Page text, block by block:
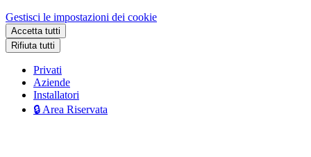
Gestisci le impostazioni dei cookie
Accetta tutti
Rifiuta tutti
Privati
Aziende
Installatori
🔒 Area Riservata